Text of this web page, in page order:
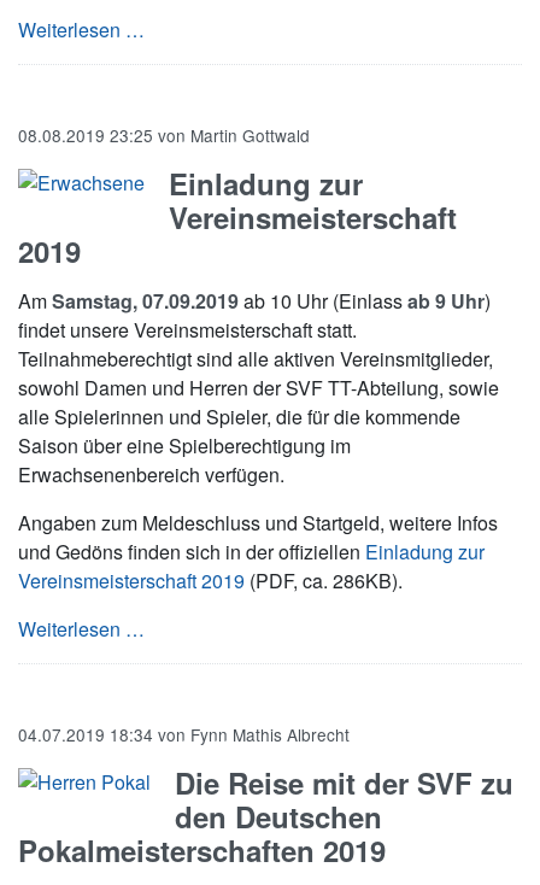
Weiterlesen …
08.08.2019 23:25 von Martin Gottwald
Einladung zur
Vereinsmeisterschaft
2019
AmSamstag, 07.09.2019ab 10 Uhr (Einlassab 9 Uhr)
findet unsere Vereinsmeisterschaft statt.
Teilnahmeberechtigt sind alle aktiven Vereinsmitglieder,
sowohl Damen und Herren der SVF TT-Abteilung, sowie
alle Spielerinnen und Spieler, die für die kommende
Saison über eine Spielberechtigung im
Erwachsenenbereich verfügen.
Angaben zum Meldeschluss und Startgeld, weitere Infos
und Gedöns finden sich in der offiziellen Einladung zur
Vereinsmeisterschaft 2019 (PDF, ca. 286KB).
Weiterlesen …
04.07.2019 18:34 von Fynn Mathis Albrecht
Die Reise mit der SVF zu
den Deutschen
Pokalmeisterschaften 2019